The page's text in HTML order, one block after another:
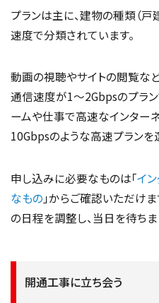
プランは主に、建物の種類（
速度で分類されています。
動画の視聴やサイトの閲覧な
通信速度が1〜2Gbpsのプラン
ームや仕事で高速なインター
10Gbpsのような高速プランを
申し込みに必要なものは「イ
なもの 」からご確認いただけ
の日程を調整し、当日を待ちま
開通工事に立ち会う